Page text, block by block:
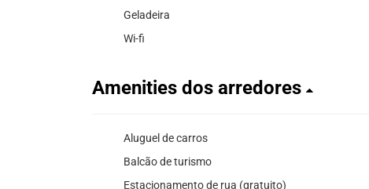
Geladeira
Wi-fi
Amenities dos arredores
Aluguel de carros
Balcão de turismo
Estacionamento de rua (gratuito)